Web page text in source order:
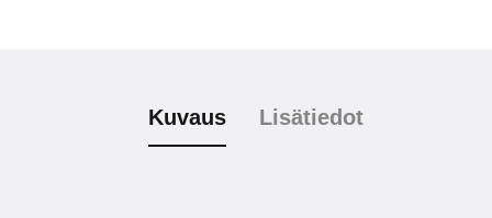
Kuvaus Lisätiedot